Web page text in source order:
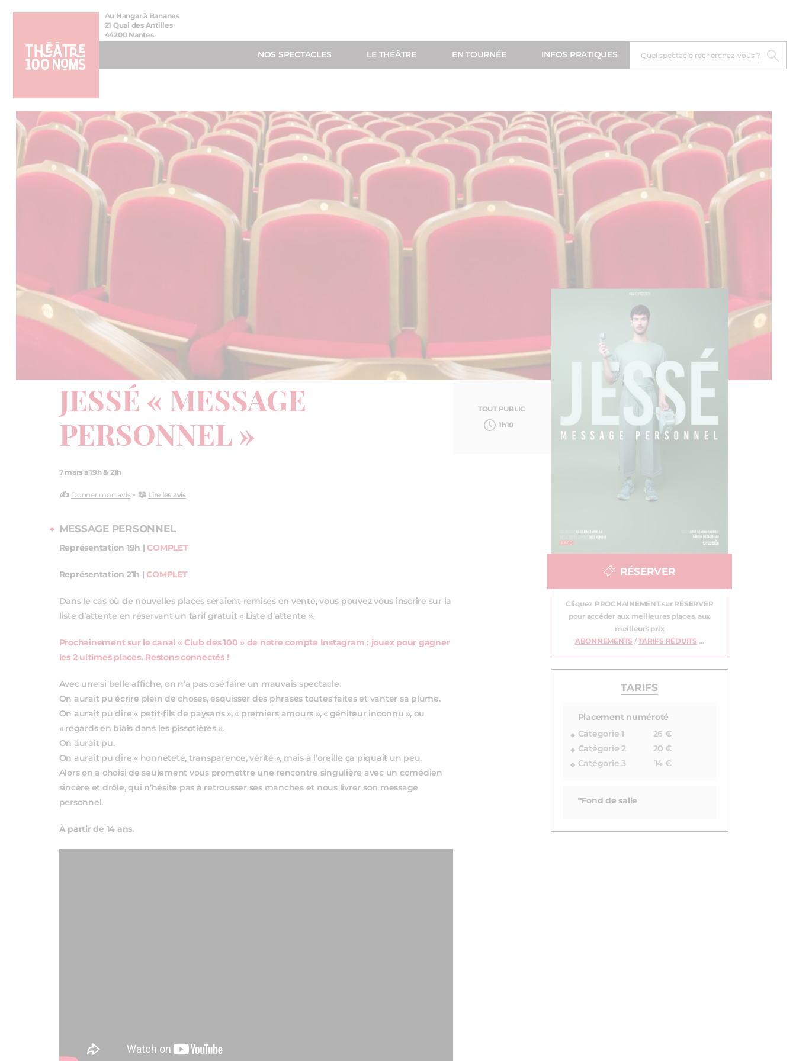
Aller
Aller au
Au Hangar à Bananes
21 Quai des Antilles
44200 Nantes
NOS SPECTACLES LE THÉÂTRE EN TOURNÉE INFOS PRATIQUES
JESSÉ « MESSAGE
PERSONNEL »
7 mars à 19h & 21h
✍️ Donner mon avis• 📖 Lire les avis
MESSAGE PERSONNEL
Représentation 19h |COMPLET
Représentation 21h |COMPLET
Dans le cas où de nouvelles places seraient remises en vente, vous pouvez vous inscrire sur la
liste d’attente en réservant un tarif gratuit « Liste d’attente ».
Prochainement sur le canal « Club des 100 » de notre compte Instagram : jouez pour gagner
les 2 ultimes places. Restons connectés !
Avec une si belle affiche, on n’a pas osé faire un mauvais spectacle.
On aurait pu écrire plein de choses, esquisser des phrases toutes faites et vanter sa plume.
On aurait pu dire « petit-fils de paysans », « premiers amours », « géniteur inconnu », ou
« regards en biais dans les pissotières ».
On aurait pu.
On aurait pu dire « honnêteté, transparence, vérité », mais à l’oreille ça piquait un peu.
Alors on a choisi de seulement vous promettre une rencontre singulière avec un comédien
sincère et drôle, qui n’hésite pas à retrousser ses manches et nous livrer son message
personnel.
À partir de 14 ans.
TOUT PUBLIC
1h10
RÉSERVER
Cliquez PROCHAINEMENT sur RÉSERVER
pour accéder aux meilleures places, aux
meilleurs prix
ABONNEMENTS /TARIFS RÉDUITS …
TARIFS
Placement numéroté
Catégorie 1
26 €
Catégorie 2
20 €
Catégorie 3
14 €
*Fond de salle